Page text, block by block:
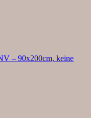
– 90x200cm, keine